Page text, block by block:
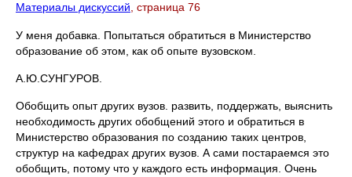
Материалы дискуссий , страница 76
У меня добавка. Попытаться обратиться в Министерство
образование об этом, как об опыте вузовском.
А.Ю.СУНГУРОВ.
Обобщить опыт других вузов. развить, поддержать, выяснить
необходимость других обобщений этого и обратиться в
Министерство образования по созданию таких центров,
структур на кафедрах других вузов. А сами постараемся это
обобщить, потому что у каждого есть информация. Очень